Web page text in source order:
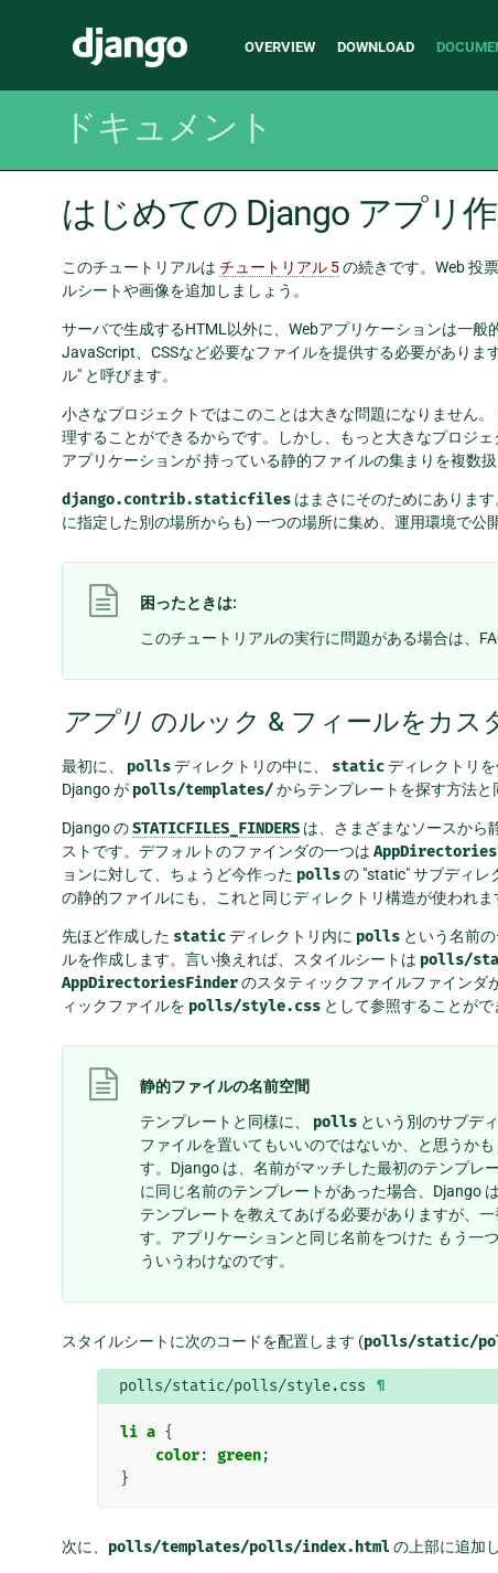
Django
Main
OVERVIEW DOWNLOAD
ドキュメント
はじめての Django アプリ
このチュートリアルは チュートリアル 5の続きです。Web 投
ルシートや画像を追加しましょう。
サーバで生成するHTML以外に、Webアプリケーションは一般
JavaScript、CSSなど必要なファイルを提供する必要があり
ル" と呼びます。
小さなプロジェクトではこのことは大きな問題になりません
理することができるからです。しかし、もっと大きなプロジ
アプリケーションが 持っている静的ファイルの集まりを複数
django.contrib.staticfiles はまさにそのためにありま
に指定した別の場所からも) 一つの場所に集め、運用環境で公
困ったときは:
このチュートリアルの実行に問題がある場合は、
アプリ のルック & フィールをカス
最初に、 pollsディレクトリの中に、 staticディレクトリ
Django が polls/templates/からテンプレートを探す方法と
Django のSTATICFILES_FINDERS は、さまざまなソースから
ストです。デフォルトのファインダの一つは
ョンに対して、ちょうど今作った pollsの "static" サブディレ
の静的ファイルにも、これと同じディレクトリ構造が使われま
先ほど作成した staticディレクトリ内に polls という名前
ルを作成します。言い換えれば、スタイルシートは polls/
AppDirectoriesFinderのスタティックファイルファインダ
ィックファイルを polls/style.css として参照することがで
静的ファイルの名前空間
テンプレートと同様に、 polls という別のサブデ
ファイルを置いてもいいのではないか、と思うか
す。Django は、名前がマッチした最初のテンプレ
に同じ名前のテンプレートがあった場合、Django
テンプレートを教えてあげる必要がありますが、
す。アプリケーションと同じ名前をつけた もう一
ういうわけなのです。
スタイルシートに次のコードを配置します (polls/static/
polls/static/polls/style.css ¶
li a {
color: green;
}
次に、 polls/templates/polls/index.htmlの上部に追加